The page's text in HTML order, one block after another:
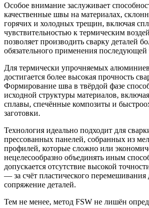
Особое внимание заслуживает
качественные швы на материалах,
горячих и холодных трещин, включая
чувствительностью к термическим
позволяет производить сварку деталей
обязательного применения последующей
Для термически упрочняемых
достигается более высокая прочность
Формирование шва в твёрдой фазе
исходной структуры материалов,
сплавы, спечённые композиты и
заготовки.
Технология идеально подходит для
прессованных панелей, собранных из
профилей, которые сложно или
нецелесообразно объединять иным
допускается отсутствие высокой
— за счёт пластического перемешивания
сопряжение деталей.
Тем не менее, метод FSW не лишён